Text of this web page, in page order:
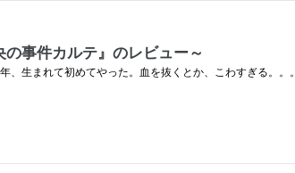
事件カルテ』のレビュー～
生まれて初めてやった。血を抜くとか、こわすぎる。。。